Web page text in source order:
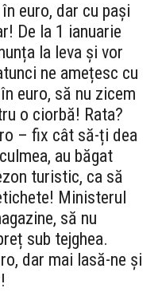
euro, dar cu pași
De la 1 ianuarie
la leva și vor
ne amețesc cu
euro, să nu zicem
o ciorbă! Rata?
– fix cât să-ți dea
au băgat
turistic, ca să
Ministerul
să nu
sub tejghea.
dar mai lasă-ne și